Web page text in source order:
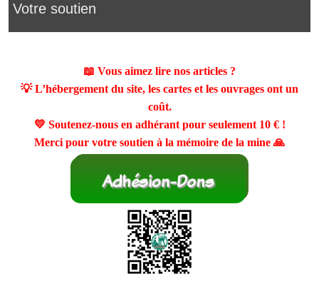
Votre soutien
📖 Vous aimez lire nos articles ?
💡 L’hébergement du site, les cartes et les ouvrages ont un
coût.
💛 Soutenez-nous en adhérant pour seulement 10 €!
Merci pour votre soutien à la mémoire de la mine 🙏